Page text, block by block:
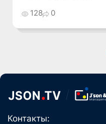
128 0
Контакты: